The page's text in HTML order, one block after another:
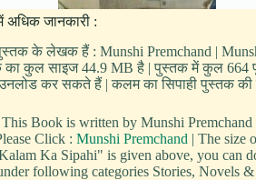
अधिक जानकारी :
के लेखक हैं : Munshi Premchand |
कुल साइज 44.9 MB है | पुस्तक में कुल 664
कर सकते हैं | कलम का सिपाही पुस्तक की
Book is written by Munshi
Click : Munshi Premchand | The size
Ka Sipahi" is given above, you can
following categories Stories, Novels &